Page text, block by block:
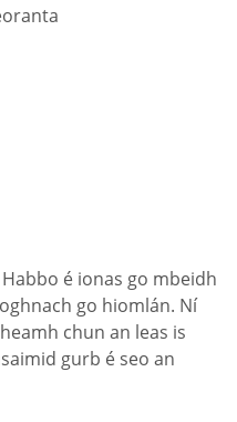
é ionas go mbeidh
go hiomlán. Ní
chun an leas is
gurb é seo an